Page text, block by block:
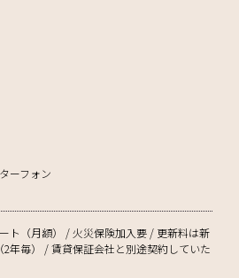
ーフォン
ト（月額） / 火災保険加入要 / 更新料は新
2年毎） / 賃貸保証会社と別途契約していた